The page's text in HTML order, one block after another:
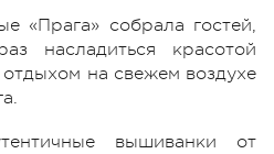
«Прага» собрала гостей,
насладиться красотой
на свежем воздухе
вышиванки от